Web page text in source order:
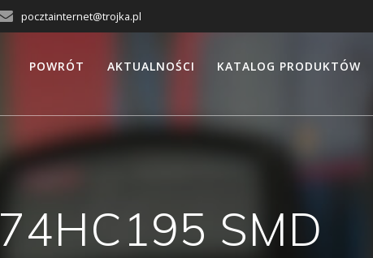
pocztainternet@trojka.pl
POWRÓT AKTUALNOŚCI KATALOG PRODUKTÓW
74HC195 SMD